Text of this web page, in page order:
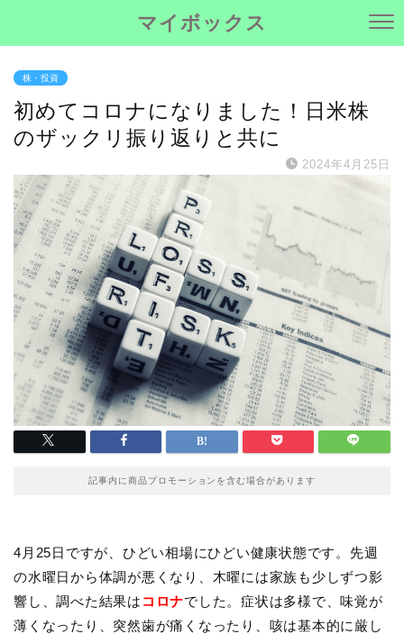
マイボックス
株・投資
初めてコロナになりました！日米株
のザックリ振り返りと共に
2024年4月25日
記事内に商品プロモーションを含む場合があります
4月25日ですが、ひどい相場にひどい健康状態です。先週
の水曜日から体調が悪くなり、木曜には家族も少しずつ影
響し、調べた結果は コロナでした。症状は多様で、味覚が
薄くなったり、突然歯が痛くなったり、咳は基本的に厳し